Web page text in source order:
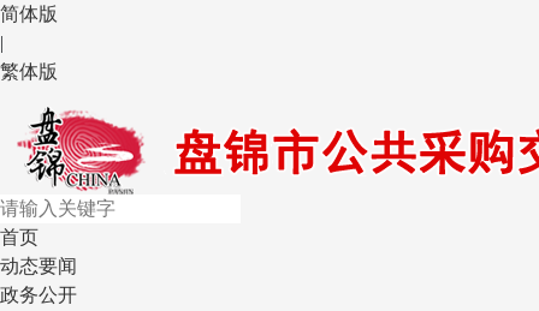
简体版
|
繁体版
首页
动态要闻
政务公开